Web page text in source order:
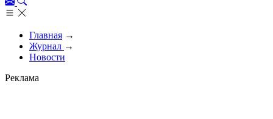
Главная →
Журнал →
Новости
Реклама